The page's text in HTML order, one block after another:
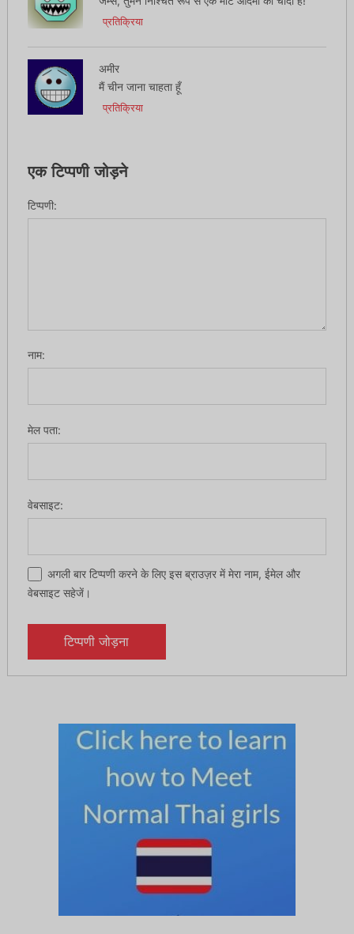
प्रतिक्रिया
अमीर
मैं चीन जाना चाहता हूँ
प्रतिक्रिया
एक टिप्पणी जोड़ने
टिप्पणी:
नाम:
मेल पता:
वेबसाइट:
अगली बार टिप्पणी करने के लिए इस ब्राउज़र में मेरा नाम, ईमेल और
वेबसाइट सहेजें।